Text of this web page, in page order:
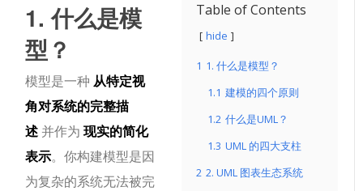
Table of Contents
hide
1 1. 什么是模型？
1.1 建模的四个原则
1.2 什么是UML？
1.3 UML 的四大支柱
2 2. UML 图表生态系统
1. 什么是模
型？
模型是一种 从特定视
角对系统的完整描
述 并作为现实的简化
表示。你构建模型是因
为复杂的系统无法被完